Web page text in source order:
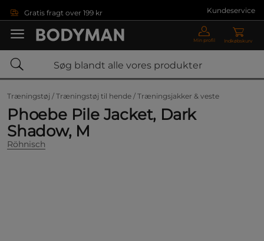
Gratis fragt over 199 kr Kundeservice
Min profil Indkøbskurv
Træningstøj / Træningstøj til hende / Træningsjakker & veste
Phoebe Pile Jacket, Dark
Shadow, M
Röhnisch